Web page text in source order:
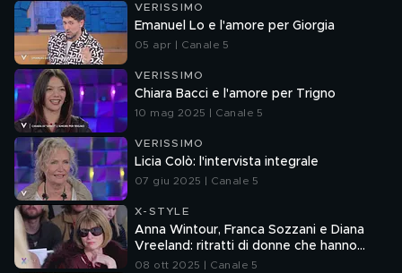
VERISSIMO
Emanuel Lo e l'amore per Giorgia
05 apr | Canale 5
VERISSIMO
Chiara Bacci e l'amore per Trigno
10 mag 2025 | Canale 5
VERISSIMO
Licia Colò: l'intervista integrale
07 giu 2025 | Canale 5
X-STYLE
Anna Wintour, Franca Sozzani e Diana
Vreeland: ritratti di donne che hanno
dettato tendenze
08 ott 2025 | Canale 5